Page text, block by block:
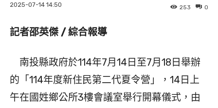
2025-07-14 14:50 0
253
記者邵英傑 / 綜合報導
南投縣政府於114年7月14日至7月18日舉辦
的「114年度新住民第二代夏令營」，14日上
午在國姓鄉公所3樓會議室舉行開幕儀式，由